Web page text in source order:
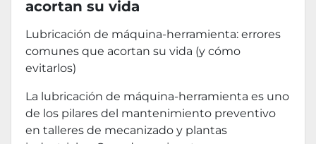
acortan su vida
Lubricación de máquina-herramienta: errores
comunes que acortan su vida (y cómo
evitarlos)
La lubricación de máquina-herramienta es uno
de los pilares del mantenimiento preventivo
en talleres de mecanizado y plantas